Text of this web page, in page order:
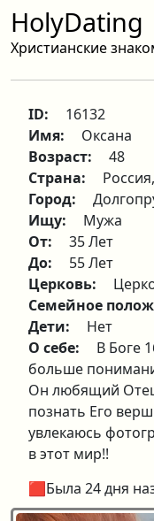
HolyDating
Христианские
ID:
16132
Имя:
Оксана
Возраст:
48
Страна:
Город:
Ищу:
Мужа
От:
35 Лет
До:
55 Лет
Церковь:
Семейное
Дети:
Нет
О себе:
В Боге
больше
Он любящий
познать Его
увлекаюсь
в этот мир!!
🟥Была 24 дня